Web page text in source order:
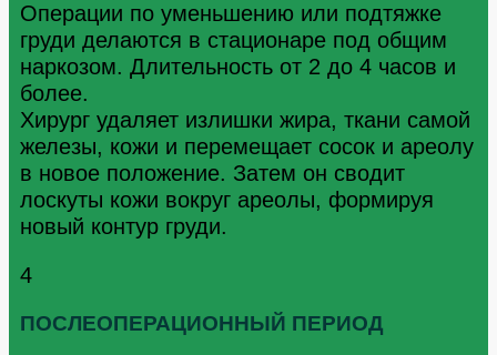
Операции по уменьшению или подтяжке
груди делаются в стационаре под общим
наркозом. Длительность от 2 до 4 часов и
более.
Хирург удаляет излишки жира, ткани самой
железы, кожи и перемещает сосок и ареолу
в новое положение. Затем он сводит
лоскуты кожи вокруг ареолы, формируя
новый контур груди.
4
ПОСЛЕОПЕРАЦИОННЫЙ ПЕРИОД